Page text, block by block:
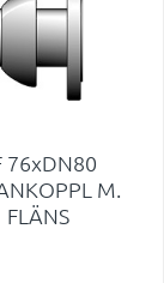
76xDN80
M.
FLÄNS